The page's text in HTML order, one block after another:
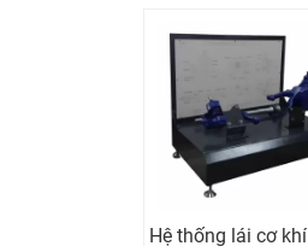
Hệ thống lái cơ khí